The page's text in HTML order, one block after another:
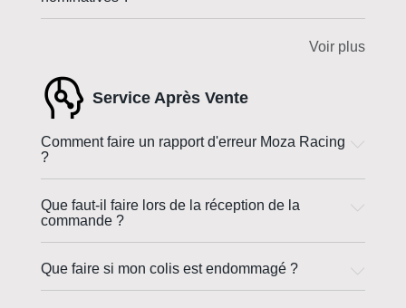
Voir plus
Service Après Vente
Comment faire un rapport d'erreur Moza Racing
?
Que faut-il faire lors de la réception de la
commande ?
Que faire si mon colis est endommagé ?